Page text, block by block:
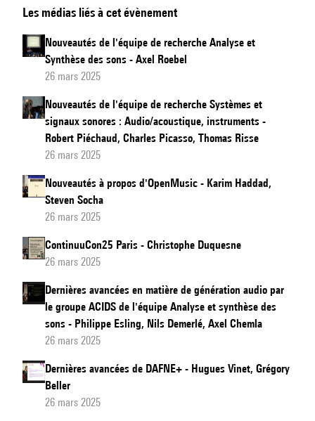
de
l'équipe
de
recherche
Interaction
son
musique
mouvement
Les médias liés à cet évènement
Nouveautés de l'équipe de recherche Analyse et
Synthèse des sons - Axel Roebel
26 mars 2025
Nouveautés de l'équipe de recherche Systèmes et
signaux sonores : Audio/acoustique, instruments -
Robert Piéchaud, Charles Picasso, Thomas Risse
26 mars 2025
Nouveautés à propos d'OpenMusic - Karim Haddad,
Steven Socha
26 mars 2025
ContinuuCon25 Paris - Christophe Duquesne
26 mars 2025
Dernières avancées en matière de génération audio par
le groupe ACIDS de l'équipe Analyse et synthèse des
sons - Philippe Esling, Nils Demerlé, Axel Chemla
26 mars 2025
Dernières avancées de DAFNE+ - Hugues Vinet, Grégory
Beller
26 mars 2025